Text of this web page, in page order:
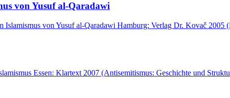
von Yusuf al-Qaradawi
von Yusuf al-Qaradawi Hamburg: Verlag Dr. Kovač 2005
Essen: Klartext 2007 (Antisemitismus: Geschichte und